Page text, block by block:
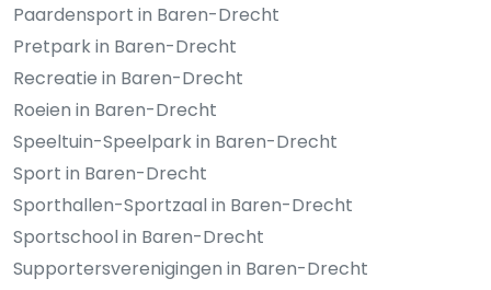
Paardensport in Baren-Drecht
Pretpark in Baren-Drecht
Recreatie in Baren-Drecht
Roeien in Baren-Drecht
Speeltuin-Speelpark in Baren-Drecht
Sport in Baren-Drecht
Sporthallen-Sportzaal in Baren-Drecht
Sportschool in Baren-Drecht
Supportersverenigingen in Baren-Drecht